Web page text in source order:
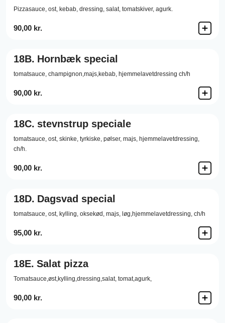
Pizzasauce, ost, kebab, dressing, salat, tomatskiver, agurk.
90,00 kr.
18B. Hornbæk special
tomatsauce, champignon,majs,kebab, hjemmelavetdressing ch/h
90,00 kr.
18C. stevnstrup speciale
tomatsauce, ost, skinke, tyrkiske, pølser, majs, hjemmelavetdressing,
ch/h.
90,00 kr.
18D. Dagsvad special
tomatsauce, ost, kylling, oksekød, majs, løg,hjemmelavetdressing, ch/h
95,00 kr.
18E. Salat pizza
Tomatsauce,øst,kylling,dressing,salat, tomat,agurk,
90,00 kr.